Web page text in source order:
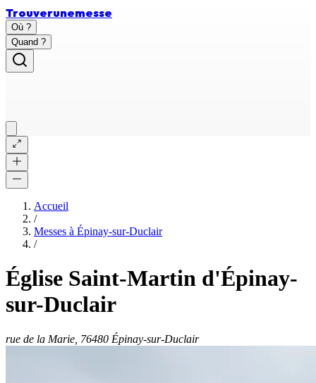
Trouverunemesse
Où ?
Quand ?
Accueil
/
Messes à Épinay-sur-Duclair
/
Église Saint-Martin d'Épinay-
sur-Duclair
rue de la Marie, 76480 Épinay-sur-Duclair